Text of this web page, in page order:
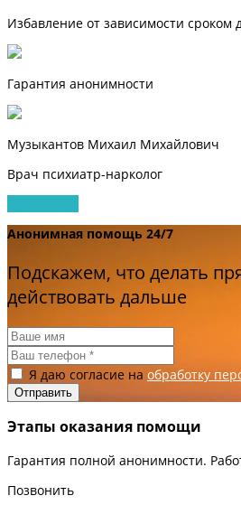
Избавление от зависимости сроком
Гарантия анонимности
Музыкантов Михаил Михайлович
Врач психиатр-нарколог
Анонимная помощь 24/7
Подскажем, что делать
действовать дальше
Я даю согласие на обработку
Этапы оказания помощи
Гарантия полной анонимности.
Позвонить